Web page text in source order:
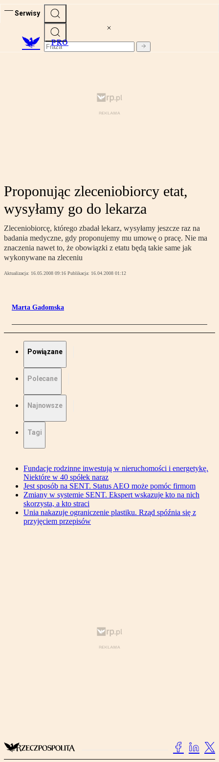
Serwisy
PRO
Proponując zleceniobiorcy etat,
wysyłamy go do lekarza
Zleceniobiorcę, którego zbadał lekarz, wysyłamy jeszcze raz na
badania medyczne, gdy proponujemy mu umowę o pracę. Nie ma
znaczenia nawet to, że obowiązki z etatu będą takie same jak
wykonywane na zleceniu
Aktualizacja: 16.05.2008 09:16 Publikacja: 16.04.2008 01:12
Marta Gadomska
Powiązane
Polecane
Najnowsze
Tagi
Fundacje rodzinne inwestują w nieruchomości i energetykę.
Niektóre w 40 spółek naraz
Jest sposób na SENT. Status AEO może pomóc firmom
Zmiany w systemie SENT. Ekspert wskazuje kto na nich
skorzysta, a kto straci
Unia nakazuje ograniczenie plastiku. Rząd spóźnia się z
przyjęciem przepisów